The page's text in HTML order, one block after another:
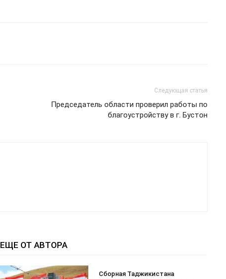
Следующая статья
Председатель области проверил работы по
благоустройству в г. Бустон
ЕЩЕ ОТ АВТОРА
Сборная Таджикистана